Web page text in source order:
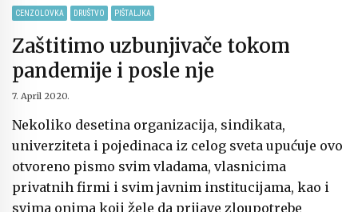
CENZOLOVKA DRUŠTVO PIŠTALJKA
Zaštitimo uzbunjivače tokom
pandemije i posle nje
7. April 2020.
Nekoliko desetina organizacija, sindikata,
univerziteta i pojedinaca iz celog sveta upućuje ovo
otvoreno pismo svim vladama, vlasnicima
privatnih firmi i svim javnim institucijama, kao i
svima onima koji žele da prijave zloupotrebe